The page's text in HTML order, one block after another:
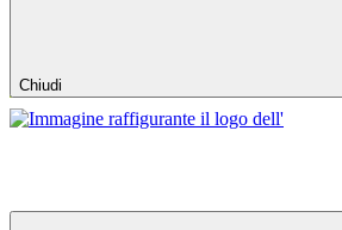
Chiudi